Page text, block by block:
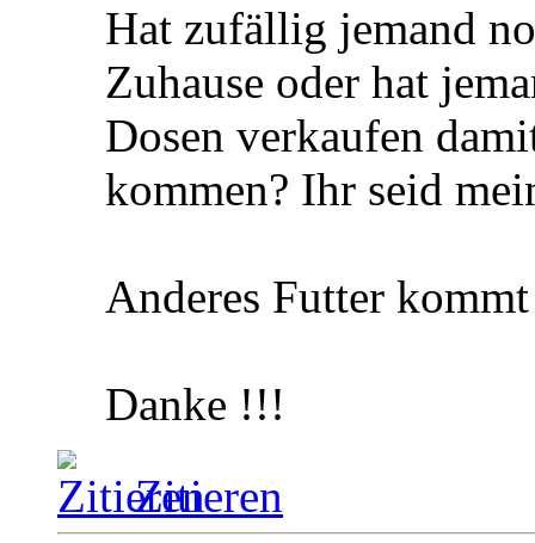
Hat zufällig jemand
Zuhause oder hat
Dosen verkaufen
kommen? Ihr seid
Anderes Futter
Danke !!!
Zitieren